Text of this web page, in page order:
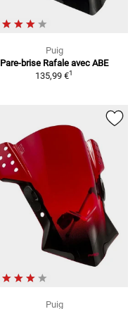
Puig
Pare-brise Rafale avec ABE
135,99 €1
Puig